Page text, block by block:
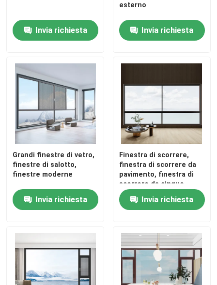
Invia richiesta
esterno
Invia richiesta
Grandi finestre di vetro,
finestre di salotto,
finestre moderne
Invia richiesta
Finestra di scorrere,
finestra di scorrere da
pavimento, finestra di
scorrere da cinque
binari
Invia richiesta